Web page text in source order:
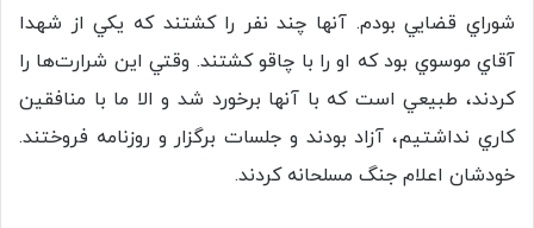
شوراي قضايي بودم. آنها چند نفر را كشتند كه يكي از شهدا
آقاي موسوي بود كه او را با چاقو كشتند. وقتي اين شرارت‌ها را
كردند، طبيعي است كه با آنها برخورد شد و الا ما با منافقين
كاري نداشتيم، آزاد بودند و جلسات برگزار و روزنامه فروختند.
خودشان اعلام جنگ مسلحانه كردند.